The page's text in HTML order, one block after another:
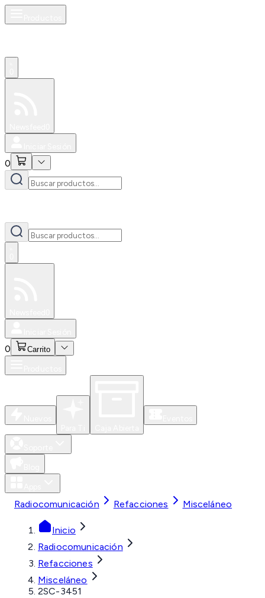
0
0 Carrito
Radiocomunicación Refacciones Misceláneo
Inicio
Radiocomunicación
Refacciones
Misceláneo
2SC-3451